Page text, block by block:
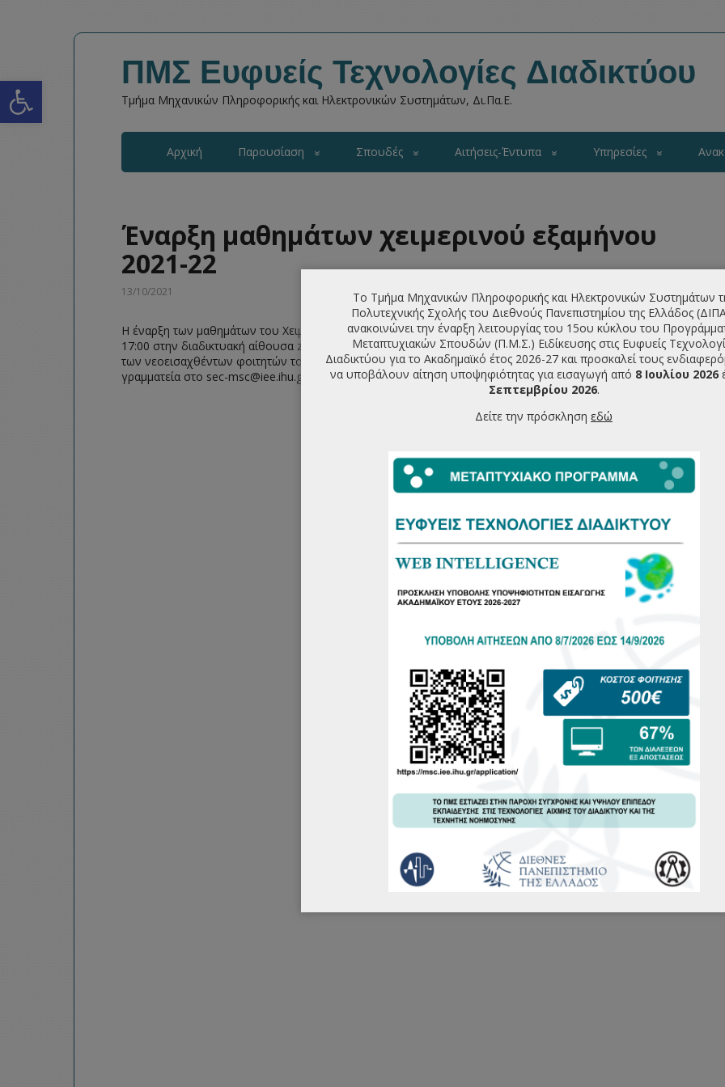
Open toolbar ΠΜΣ Ευφυείς Τεχνολογίες Διαδικτύου
Τμήμα Μηχανικών Πληροφορικής και Ηλεκτρονικών Συστημάτων, Δι.Πα.Ε.
Αρχική Παρουσίαση Σπουδές Αιτήσεις-Έντυπα Υπηρεσίες
Έναρξη μαθημάτων χειμερινού εξαμήνου
2021-22
13/10/2021
Η έναρξη των μαθημάτων του Χειμερινού εξαμήνου 2021-22 θα γίνει την Τετάρτη 13/10/2021 και ώρα
17:00 στην διαδικτυακή αίθουσα zoom R7. Στην ίδια αίθουσα και ώρα 16:00 θα προηγηθεί καλωσόρισμα
των νεοεισαχθέντων φοιτητών του 9ου κύκλου. Για περισσότερες πληροφορίες επικοινωνήστε με την
γραμματεία στο sec-msc@iee.ihu.gr .
Το Τμήμα Μηχανικών Πληροφορικής και Ηλεκτρονικών Συστημάτων
Πολυτεχνικής Σχολής του Διεθνούς Πανεπιστημίου της Ελλάδος
ανακοινώνει την έναρξη λειτουργίας του 15ου κύκλου του
Μεταπτυχιακών Σπουδών (Π.Μ.Σ.) Ειδίκευσης στις Ευφυείς
Διαδικτύου για το Ακαδημαϊκό έτος 2026-27 και προσκαλεί τους
να υποβάλουν αίτηση υποψηφιότητας για εισαγωγή από 8 Ιουλίου 2026
Σεπτεμβρίου 2026.
Δείτε την πρόσκληση εδώ